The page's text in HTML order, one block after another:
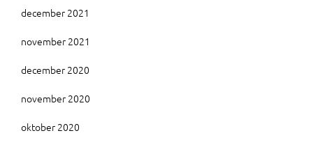
december 2021
november 2021
december 2020
november 2020
oktober 2020